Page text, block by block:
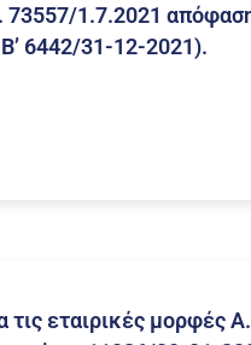
73557/1.7.2021
6442/31-12-2021).
εταιρικές μορφές